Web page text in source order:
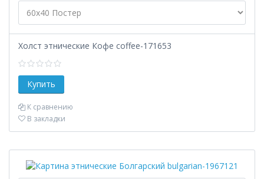
Холст этнические Кофе coffee-171653
К сравнению
В закладки